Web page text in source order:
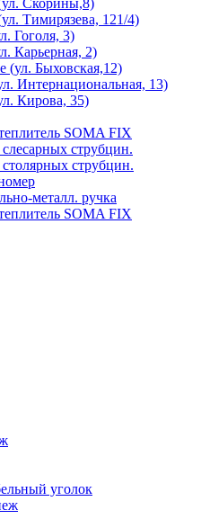
Скорины,8)
Тимирязева, 121/4)
Гоголя, 3)
Карьерная, 2)
(ул. Быховская,12)
Интернациональная, 13)
Кирова, 35)
SOMA FIX
струбцин.
струбцин.
металл. ручка
SOMA FIX
уголок